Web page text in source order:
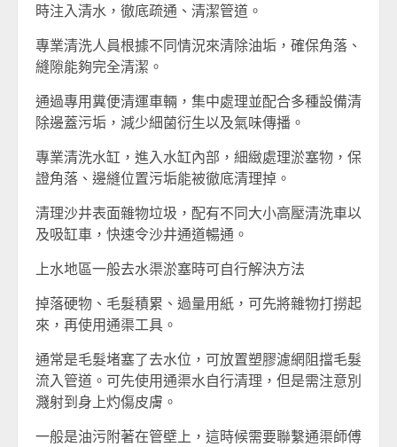
時注入清水，徹底疏通、清潔管道。
專業清洗人員根據不同情況來清除油垢，確保角落、
縫隙能夠完全清潔。
通過專用糞便清運車輛，集中處理並配合多種設備清
除邊蓋污垢，減少細菌衍生以及氣味傳播。
專業清洗水缸，進入水缸內部，細緻處理淤塞物，保
證角落、邊縫位置污垢能被徹底清理掉。
清理沙井表面雜物垃圾，配有不同大小高壓清洗車以
及吸缸車，快速令沙井通道暢通。
上水地區一般去水渠淤塞時可自行解決方法
掉落硬物、毛髮積累、過量用紙，可先將雜物打撈起
來，再使用通渠工具。
通常是毛髮堵塞了去水位，可放置塑膠濾網阻擋毛髮
流入管道。可先使用通渠水自行清理，但是需注意別
濺射到身上灼傷皮膚。
一般是油污附著在管壁上，這時候需要聯繫通渠師傅